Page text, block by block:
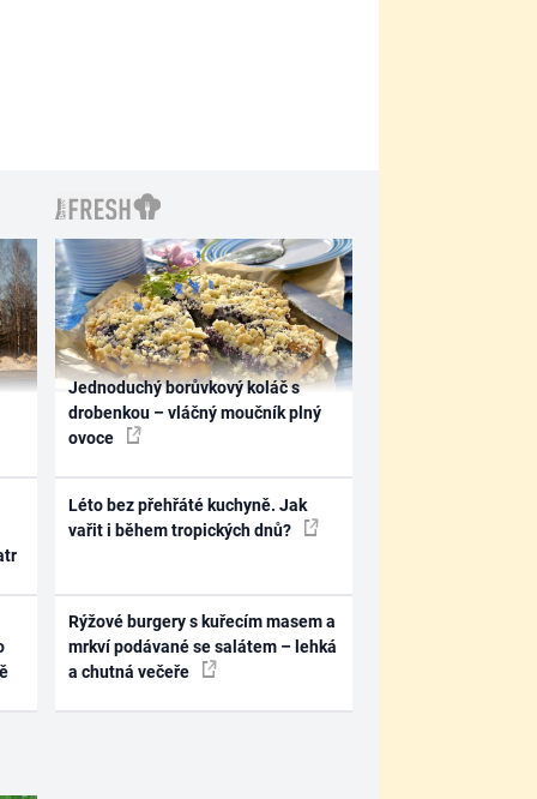
Jednoduchý borůvkový koláč s
drobenkou – vláčný moučník plný
ovoce
Léto bez přehřáté kuchyně. Jak
vařit i během tropických dnů?
Rýžové burgery s kuřecím masem a
mrkví podávané se salátem – lehká
a chutná večeře